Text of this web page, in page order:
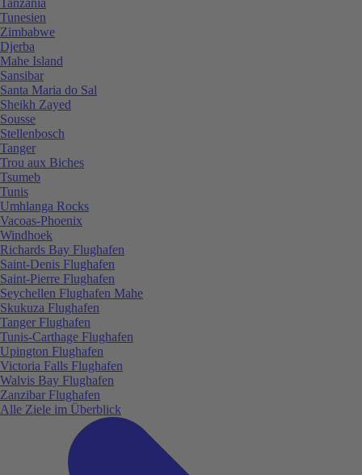
Tunesien
Zimbabwe
Djerba
Mahe Island
Sansibar
Santa Maria do Sal
Sheikh Zayed
Sousse
Stellenbosch
Tanger
Trou aux Biches
Tsumeb
Tunis
Umhlanga Rocks
Vacoas-Phoenix
Windhoek
Richards Bay Flughafen
Saint-Denis Flughafen
Saint-Pierre Flughafen
Seychellen Flughafen Mahe
Skukuza Flughafen
Tanger Flughafen
Tunis-Carthage Flughafen
Upington Flughafen
Victoria Falls Flughafen
Walvis Bay Flughafen
Zanzibar Flughafen
Alle Ziele im Überblick